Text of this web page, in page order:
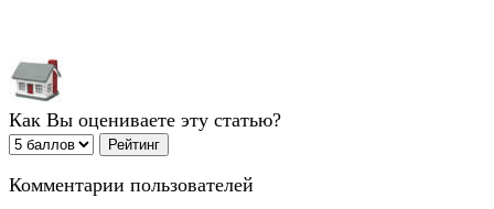
Как Вы оцениваете эту статью?
Комментарии пользователей